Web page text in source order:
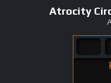
Atrocity